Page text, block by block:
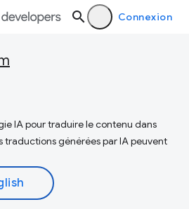
Connexion
IA pour traduire le contenu dans
traductions générées par IA peuvent